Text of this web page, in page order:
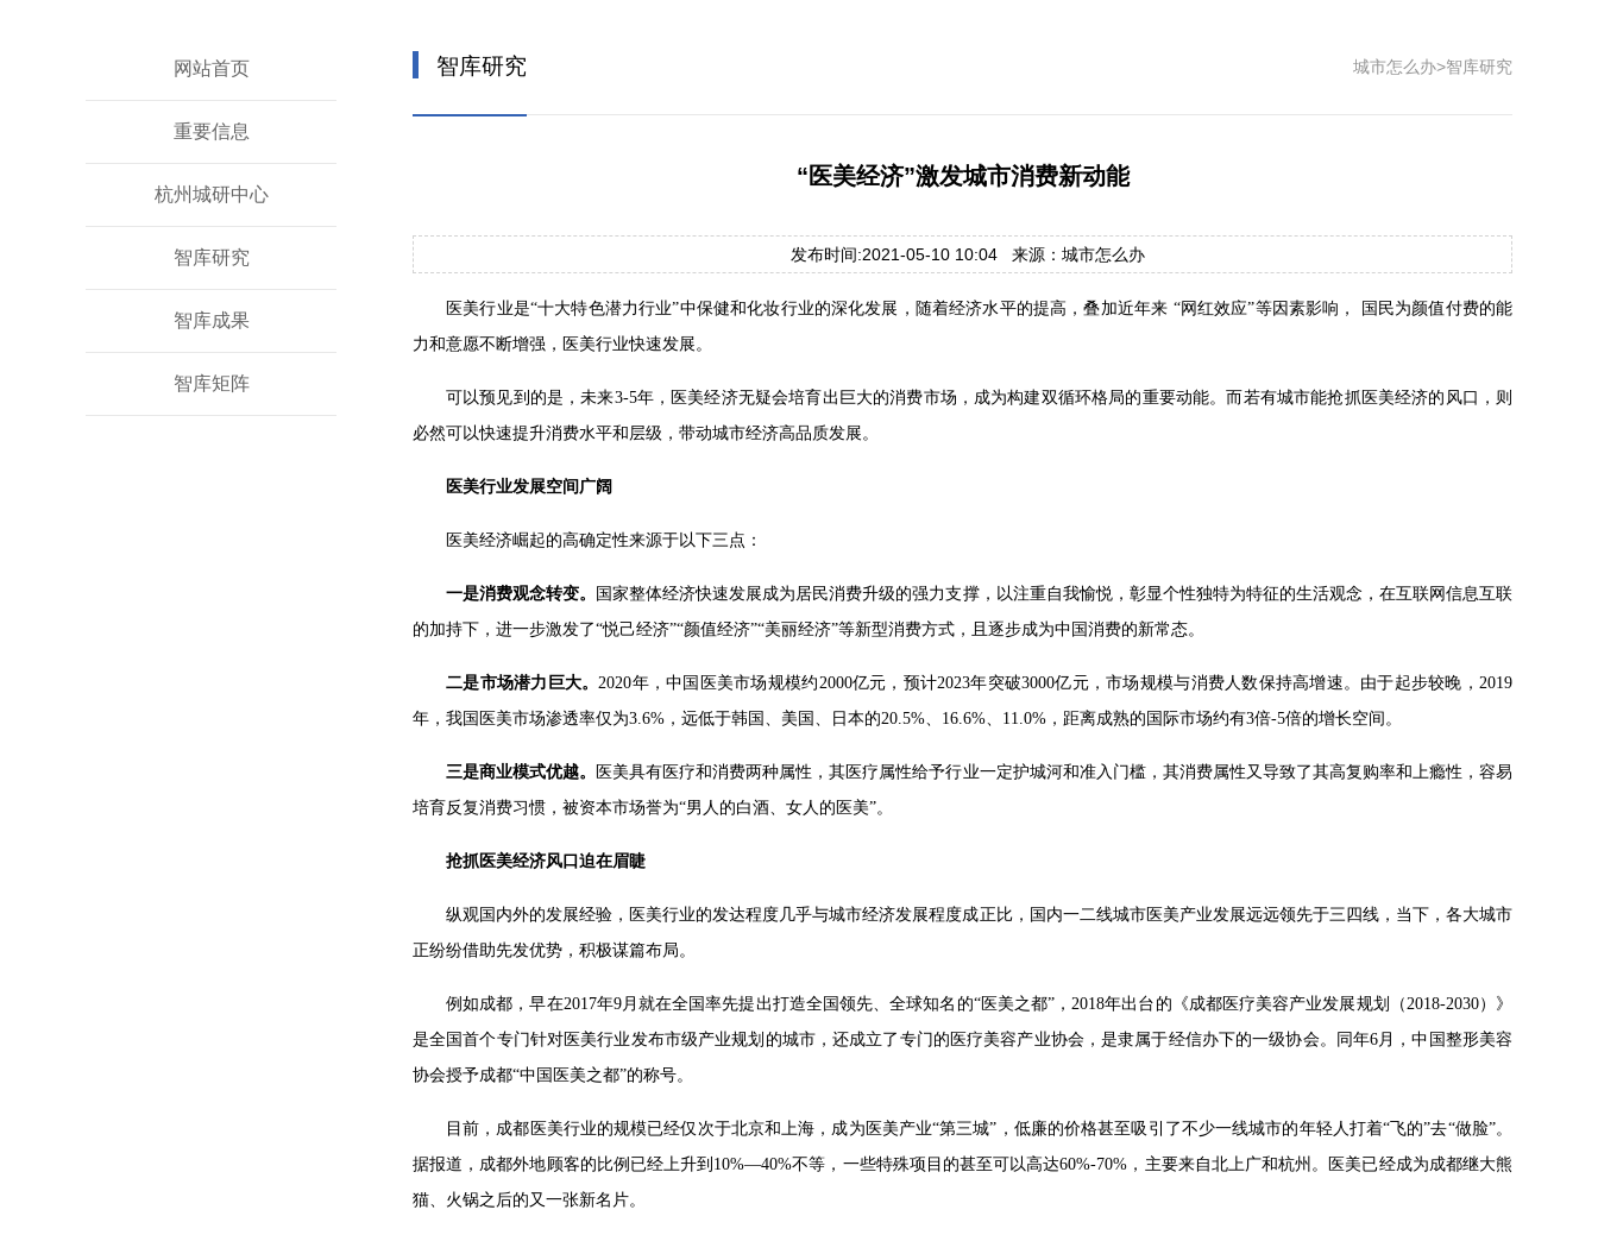
网站首页
重要信息
杭州城研中心
智库研究
智库成果
智库矩阵
智库研究 城市怎么办>智库研究
“医美经济”激发城市消费新动能
发布时间:2021-05-10 10:04 来源：城市怎么办
医美行业是“十大特色潜力行业”中保健和化妆行业的深化发展，随着经济水平的提高，叠加近年来 “网红效应”等因素影响， 国民为颜值付费的能
力和意愿不断增强，医美行业快速发展。
可以预见到的是，未来3-5年，医美经济无疑会培育出巨大的消费市场，成为构建双循环格局的重要动能。而若有城市能抢抓医美经济的风口，则
必然可以快速提升消费水平和层级，带动城市经济高品质发展。
医美行业发展空间广阔
医美经济崛起的高确定性来源于以下三点：
一是消费观念转变。
国家整体经济快速发展成为居民消费升级的强力支撑，以注重自我愉悦，彰显个性独特为特征的生活观念，在互联网信息互联
的加持下，进一步激发了“悦己经济”“颜值经济”“美丽经济”等新型消费方式，且逐步成为中国消费的新常态。
二是市场潜力巨大。2020年，中国医美市场规模约2000亿元，预计2023年突破3000亿元，市场规模与消费人数保持高增速。由于起步较晚，2019
年，我国医美市场渗透率仅为3.6%，远低于韩国、美国、日本的20.5%、16.6%、11.0%，距离成熟的国际市场约有3倍-5倍的增长空间。
三是商业模式优越。
医美具有医疗和消费两种属性，其医疗属性给予行业一定护城河和准入门槛，其消费属性又导致了其高复购率和上瘾性，容易
培育反复消费习惯，被资本市场誉为“男人的白酒、女人的医美”。
抢抓医美经济风口迫在眉睫
纵观国内外的发展经验，医美行业的发达程度几乎与城市经济发展程度成正比，国内一二线城市医美产业发展远远领先于三四线，当下，各大城市
正纷纷借助先发优势，积极谋篇布局。
例如成都，早在2017年9月就在全国率先提出打造全国领先、全球知名的“医美之都”，2018年出台的《成都医疗美容产业发展规划（2018-2030）》
是全国首个专门针对医美行业发布市级产业规划的城市，还成立了专门的医疗美容产业协会，是隶属于经信办下的一级协会。同年6月，中国整形美容
协会授予成都“中国医美之都”的称号。
目前，成都医美行业的规模已经仅次于北京和上海，成为医美产业“第三城”，低廉的价格甚至吸引了不少一线城市的年轻人打着“飞的”去“做脸”。
据报道，成都外地顾客的比例已经上升到10%—40%不等，一些特殊项目的甚至可以高达60%-70%，主要来自北上广和杭州。医美已经成为成都继大熊
猫、火锅之后的又一张新名片。